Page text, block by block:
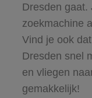
Dresden gaat.
zoekmachine
Vind je ook
Dresden snel
en vliegen
gemakkelijk!